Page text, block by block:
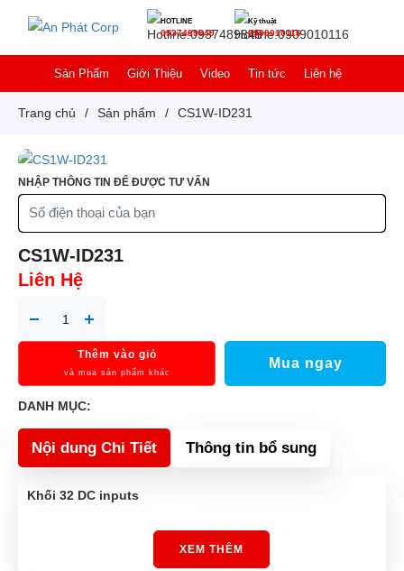
HOTLINE
0937489849
Kỹ thuật
0909010116
Sản Phẩm Giới Thiệu Video Tin tức Liên hệ
Trang chủ / Sản phẩm / CS1W-ID231
NHẬP THÔNG TIN ĐỂ ĐƯỢC TƯ VẤN
CS1W-ID231
Liên Hệ
Thêm vào giỏ
và mua sản phẩm khác
Mua ngay
DANH MỤC:
Nội dung Chi Tiết Thông tin bổ sung
Khối 32 DC inputs
XEM THÊM